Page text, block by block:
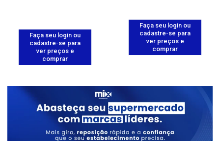
Faça seu login ou
cadastre-se para
ver preços e
comprar
Faça seu login ou
cadastre-se para
ver preços e
comprar